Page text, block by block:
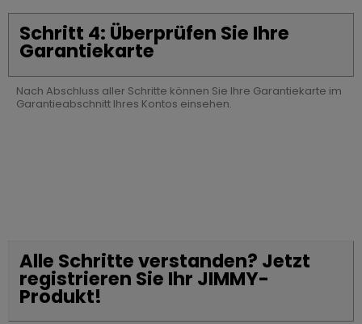
Schritt 4: Überprüfen Sie Ihre
Garantiekarte
Nach Abschluss aller Schritte können Sie Ihre Garantiekarte im
Garantieabschnitt Ihres Kontos einsehen.
Alle Schritte verstanden? Jetzt
registrieren Sie Ihr JIMMY-
Produkt!